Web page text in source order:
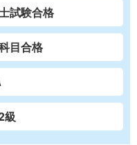
試験合格
目合格
級